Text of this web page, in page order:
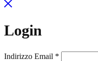
Login
Indirizzo Email *